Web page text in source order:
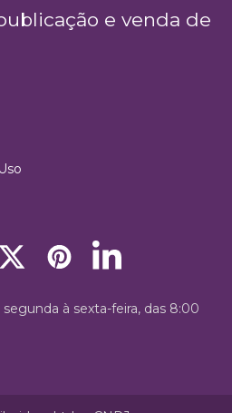
e venda de
à sexta-feira, das 8:00